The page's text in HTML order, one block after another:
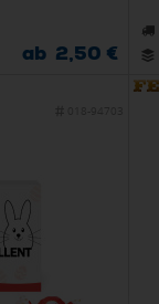
ab 2,50 €